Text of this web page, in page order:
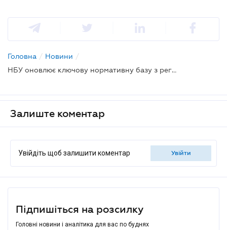
Головна / Новини /
НБУ оновлює ключову нормативну базу з регулювання діяльності небанківських фінустанов
Залиште коментар
Увійдіть щоб залишити коментар увійти
Підпишіться на розсилку
Головні новини і аналітика для вас по буднях